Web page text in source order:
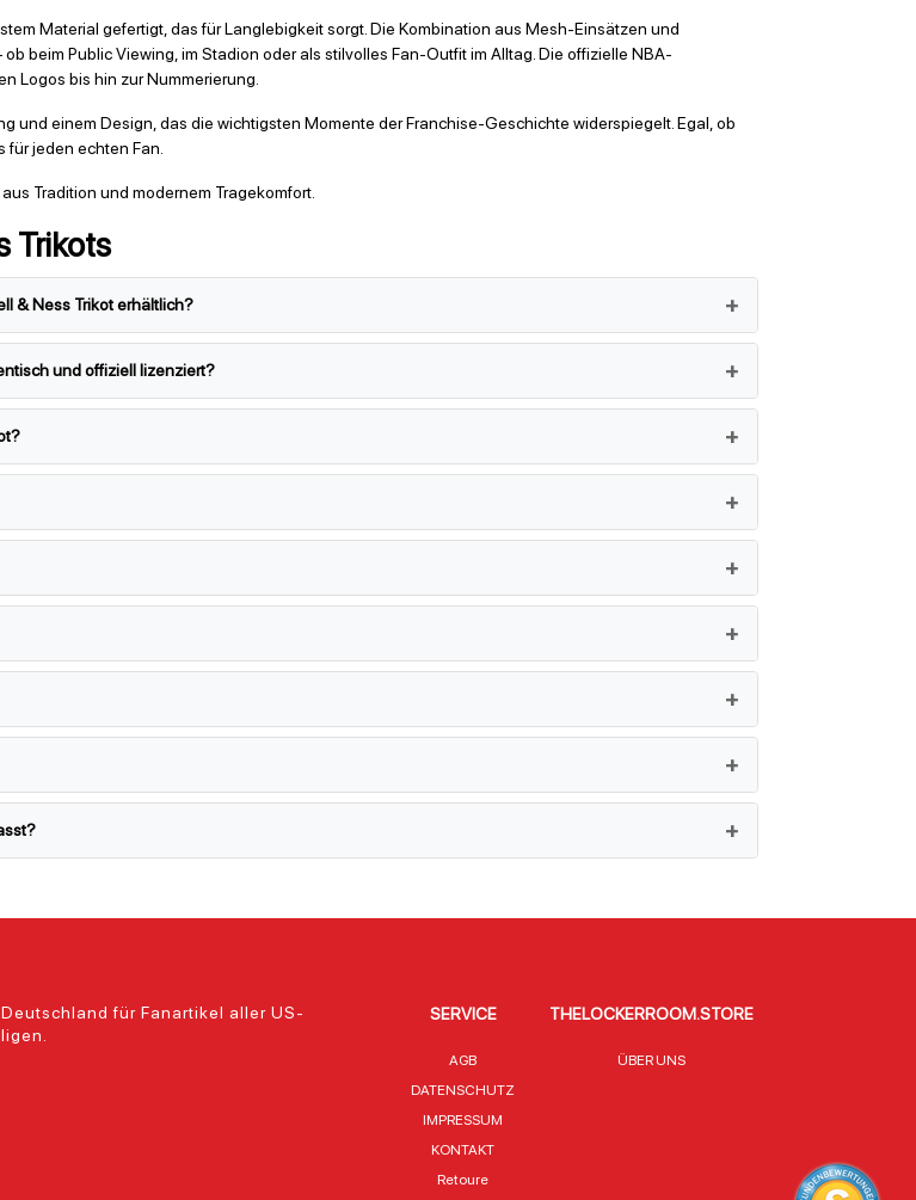
Material gefertigt, das für Langlebigkeit sorgt. Die Kombination aus Mesh-Einsätzen und
beim Public Viewing, im Stadion oder als stilvolles Fan-Outfit im Alltag. Die offizielle NBA-
Logos bis hin zur Nummerierung.
und einem Design, das die wichtigsten Momente der Franchise-Geschichte widerspiegelt. Egal, ob
jeden echten Fan.
Tradition und modernem Tragekomfort.
Trikots
& Ness Trikot erhältlich?
und offiziell lizenziert?
für Fanartikel aller US-
SERVICE
AGB
DATENSCHUTZ
IMPRESSUM
KONTAKT
Retoure
THELOCKERROOM.STORE
ÜBER UNS